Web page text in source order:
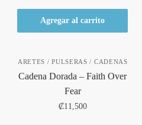
Agregar al carrito
ARETES / PULSERAS / CADENAS
Cadena Dorada – Faith Over
Fear
₡11,500